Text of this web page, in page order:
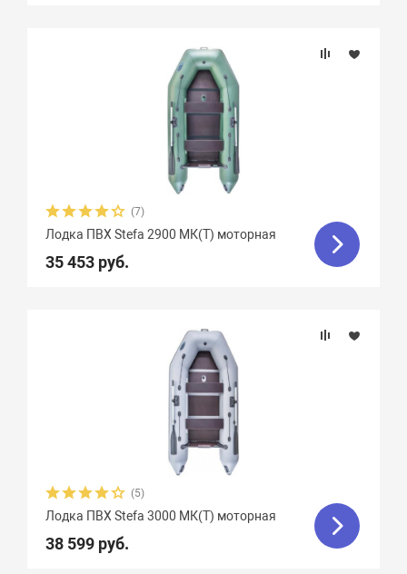
(7)
Лодка ПВХ Stefa 2900 МК(Т) моторная
35 453 руб.
(5)
Лодка ПВХ Stefa 3000 МК(Т) моторная
38 599 руб.